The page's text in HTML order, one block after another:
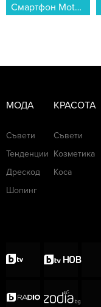
Смартфон Motorola MOTO G77 5G 256/8 BLACK OLIVE , 256 GB, 8 GB...
МОДА
Съвети
Тенденции
Дрескод
Шопинг
КРАСОТА
Съвети
Козметика
Коса